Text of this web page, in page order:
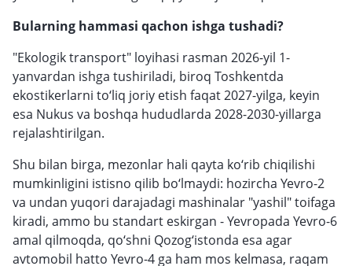
Bularning hammasi qachon ishga tushadi?
"Ekologik transport" loyihasi rasman 2026-yil 1-
yanvardan ishga tushiriladi, biroq Toshkentda
ekostikerlarni to‘liq joriy etish faqat 2027-yilga, keyin
esa Nukus va boshqa hududlarda 2028-2030-yillarga
rejalashtirilgan.
Shu bilan birga, mezonlar hali qayta ko‘rib chiqilishi
mumkinligini istisno qilib bo‘lmaydi: hozircha Yevro-2
va undan yuqori darajadagi mashinalar "yashil" toifaga
kiradi, ammo bu standart eskirgan - Yevropada Yevro-6
amal qilmoqda, qo‘shni Qozog‘istonda esa agar
avtomobil hatto Yevro-4 ga ham mos kelmasa, raqam